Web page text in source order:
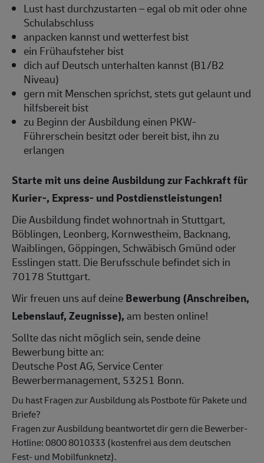
Lust hast durchzustarten – egal ob mit oder ohne
Schulabschluss
anpacken kannst und wetterfest bist
ein Frühaufsteher bist
dich auf Deutsch unterhalten kannst (B1/B2
Niveau)
gern mit Menschen sprichst, stets gut gelaunt und
hilfsbereit bist
zu Beginn der Ausbildung einen PKW-
Führerschein besitzt oder bereit bist, ihn zu
erlangen
Starte mit uns deine Ausbildung zur Fachkraft für
Kurier-, Express- und Postdienstleistungen!
Die Ausbildung findet wohnortnah in Stuttgart,
Böblingen, Leonberg, Kornwestheim, Backnang,
Waiblingen, Göppingen, Schwäbisch Gmünd oder
Esslingen statt. Die Berufsschule befindet sich in
70178 Stuttgart.
Wir freuen uns auf deineBewerbung (Anschreiben,
Lebenslauf, Zeugnisse),am besten online!
Sollte das nicht möglich sein, sende deine
Bewerbung bitte an:
Deutsche Post AG, Service Center
Bewerbermanagement, 53251 Bonn.
Du hast Fragen zur Ausbildung als Postbote für Pakete und
Briefe?
Fragen zur Ausbildung beantwortet dir gern die Bewerber-
Hotline: 0800 8010333 (kostenfrei aus dem deutschen
Fest- und Mobilfunknetz).